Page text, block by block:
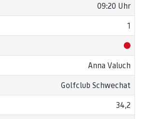
09:20 Uhr
1
Anna Valuch
Golfclub Schwechat
34,2